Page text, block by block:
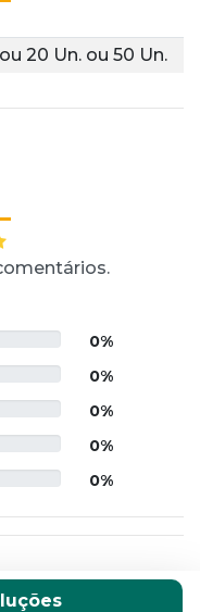
ou 20 Un. ou 50 Un.
0%
0%
0%
0%
0%